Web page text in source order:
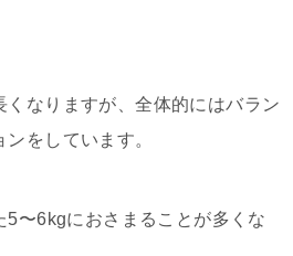
なりますが、全体的にはバラン
をしています。
5〜6kgにおさまることが多くな